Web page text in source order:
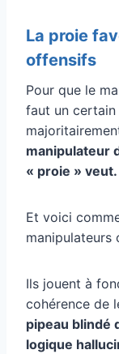
La proie
offensifs
Pour que le
faut un
manipulateur
« proie » veut.
Et voici
manipulateurs
Ils jouent à
cohérence de
pipeau blindé
logique